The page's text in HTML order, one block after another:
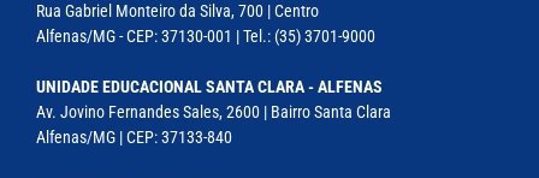
Rua Gabriel Monteiro da Silva, 700 | Centro
Alfenas/MG - CEP: 37130-001 | Tel.: (35) 3701-9000
UNIDADE EDUCACIONAL SANTA CLARA - ALFENAS
Av. Jovino Fernandes Sales, 2600 | Bairro Santa Clara
Alfenas/MG | CEP: 37133-840